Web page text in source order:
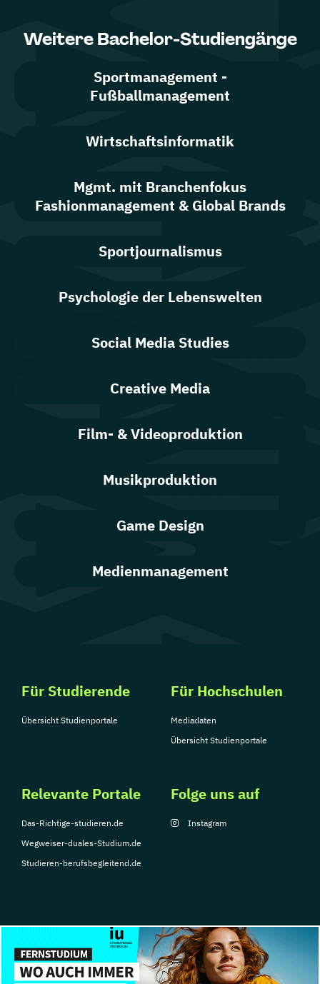
Weitere Bachelor-Studiengänge
Sportmanagement -
Fußballmanagement
Wirtschaftsinformatik
Mgmt. mit Branchenfokus
Fashionmanagement & Global Brands
Sportjournalismus
Psychologie der Lebenswelten
Social Media Studies
Creative Media
Film- & Videoproduktion
Musikproduktion
Game Design
Medienmanagement
Für Studierende
Übersicht Studienportale
Für Hochschulen
Mediadaten
Übersicht Studienportale
Relevante Portale
Das-Richtige-studieren.de
Wegweiser-duales-Studium.de
Studieren-berufsbegleitend.de
Folge uns auf
Instagram
© Copyright 2026, TarGroup Media GmbH
Impressum
Über Datenschutzerklärung Nutzungsbedingungen